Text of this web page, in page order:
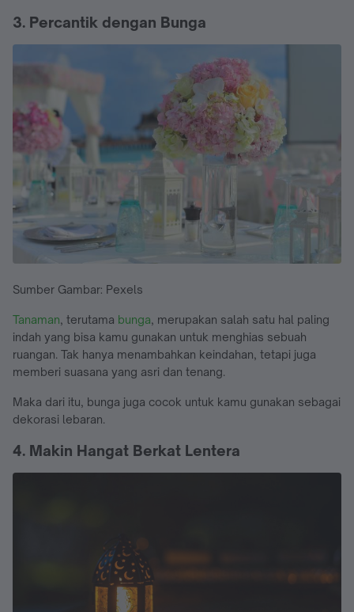
3. Percantik dengan Bunga
Sumber Gambar: Pexels
Tanaman, terutama bunga, merupakan salah satu hal paling
indah yang bisa kamu gunakan untuk menghias sebuah
ruangan. Tak hanya menambahkan keindahan, tetapi juga
memberi suasana yang asri dan tenang.
Maka dari itu, bunga juga cocok untuk kamu gunakan sebagai
dekorasi lebaran.
4. Makin Hangat Berkat Lentera